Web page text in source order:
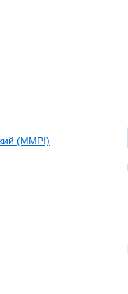
(ММPI)